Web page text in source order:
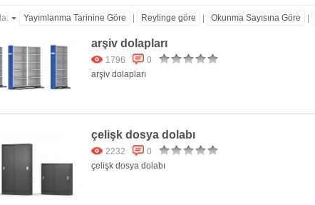
Yayımlanma Tarinine Göre Reytinge göre Okunma Sayısına Göre
arşiv dolapları
1796
0
arşiv dolapları
çelişk dosya dolabı
2232
0
çelişk dosya dolabı